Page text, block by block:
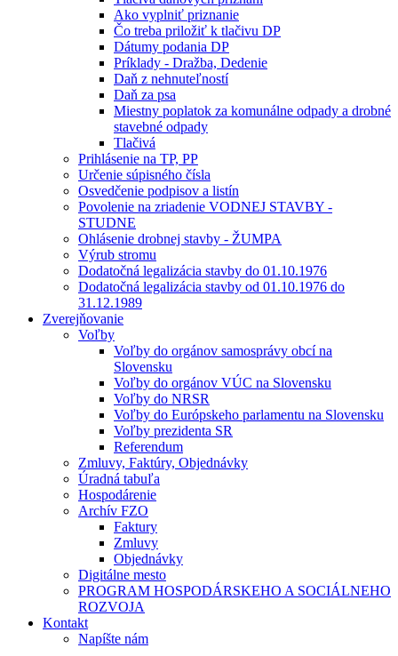
Ako vyplniť priznanie
Čo treba priložiť k tlačivu DP
Dátumy podania DP
Príklady - Dražba, Dedenie
Daň z nehnuteľností
Daň za psa
Miestny poplatok za komunálne odpady a drobné
stavebné odpady
Tlačivá
Prihlásenie na TP, PP
Určenie súpisného čísla
Osvedčenie podpisov a listín
Povolenie na zriadenie VODNEJ STAVBY -
STUDNE
Ohlásenie drobnej stavby - ŽUMPA
Výrub stromu
Dodatočná legalizácia stavby do 01.10.1976
Dodatočná legalizácia stavby od 01.10.1976 do
31.12.1989
Zverejňovanie
Voľby
Voľby do orgánov samosprávy obcí na
Slovensku
Voľby do orgánov VÚC na Slovensku
Voľby do NRSR
Voľby do Európskeho parlamentu na Slovensku
Voľby prezidenta SR
Referendum
Zmluvy, Faktúry, Objednávky
Úradná tabuľa
Hospodárenie
Archív FZO
Faktury
Zmluvy
Objednávky
Digitálne mesto
PROGRAM HOSPODÁRSKEHO A SOCIÁLNEHO
ROZVOJA
Kontakt
Napíšte nám